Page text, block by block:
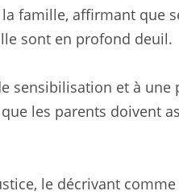
famille, affirmant que
sont en profond deuil.
sensibilisation et à
les parents doivent
le décrivant